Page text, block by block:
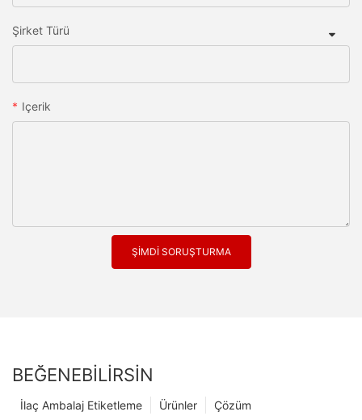
Şirket Türü
Içerik
ŞIMDI SORUŞTURMA
BEĞENEBILIRSIN
Çözüm
Ürünler
İlaç Ambalaj Etiketleme